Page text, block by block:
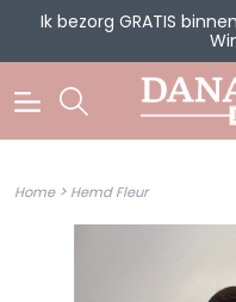
Ik bezorg GRATIS
Home> Hemd Fleur